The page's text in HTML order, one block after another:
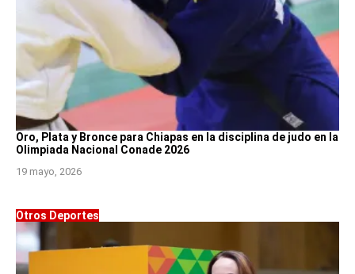
Oro, Plata y Bronce para Chiapas en la disciplina de judo en la
Olimpiada Nacional Conade 2026
19 mayo, 2026
Otros Deportes